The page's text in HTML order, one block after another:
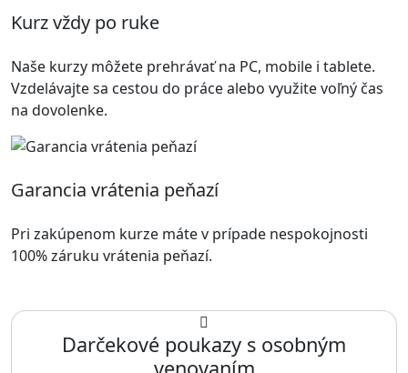
Kurz vždy po ruke
Naše kurzy môžete prehrávať na PC, mobile i tablete.
Vzdelávajte sa cestou do práce alebo využite voľný čas
na dovolenke.
Garancia vrátenia peňazí
Pri zakúpenom kurze máte v prípade nespokojnosti
100% záruku vrátenia peňazí.
Darčekové poukazy s osobným